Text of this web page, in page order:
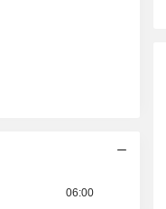
06:00